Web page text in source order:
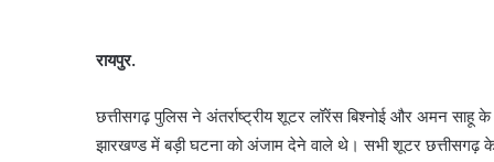
रायपुर.
छत्तीसगढ़ पुलिस ने अंतर्राष्ट्रीय शूटर लॉरेंस बिश्नोई और अमन
झारखण्ड में बड़ी घटना को अंजाम देने वाले थे। सभी शूटर छत्तीसगढ़ के